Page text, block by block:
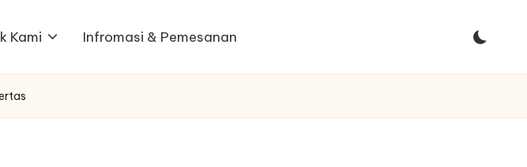
Kami Infromasi & Pemesanan